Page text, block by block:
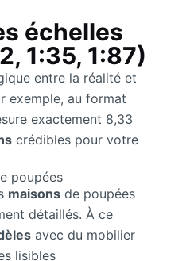
échelles
1:35, 1:87)
entre la réalité et
exemple, au format
exactement 8,33
crédibles pour votre
poupées
maisons de poupées
détaillés. À ce
avec du mobilier
lisibles